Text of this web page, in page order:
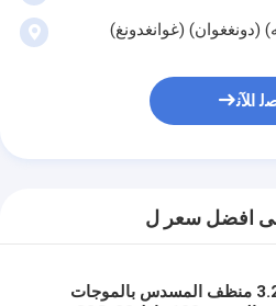
(دونغغوان) (غوانغدونغ)
ﺍﻶﻧ
افضل سعر ل
3.2L منظف المسدس بالموجات